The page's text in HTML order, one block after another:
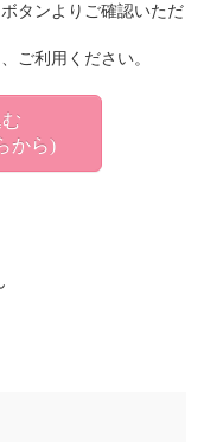
タンよりご確認いただ
ご利用ください。
から)